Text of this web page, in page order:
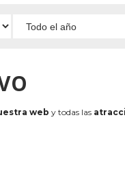
web y todas las